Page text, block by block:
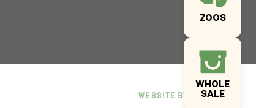
ZOOS
WHOLE
SALE